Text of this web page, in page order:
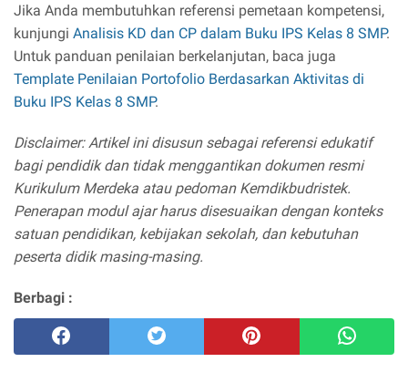
Jika Anda membutuhkan referensi pemetaan kompetensi,
kunjungi Analisis KD dan CP dalam Buku IPS Kelas 8 SMP.
Untuk panduan penilaian berkelanjutan, baca juga
Template Penilaian Portofolio Berdasarkan Aktivitas di
Buku IPS Kelas 8 SMP.
Disclaimer: Artikel ini disusun sebagai referensi edukatif
bagi pendidik dan tidak menggantikan dokumen resmi
Kurikulum Merdeka atau pedoman Kemdikbudristek.
Penerapan modul ajar harus disesuaikan dengan konteks
satuan pendidikan, kebijakan sekolah, dan kebutuhan
peserta didik masing-masing.
Berbagi :